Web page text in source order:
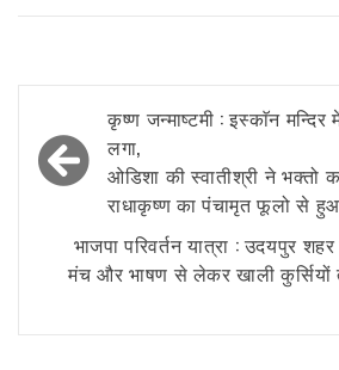
navigation
कृष्ण जन्माष्टमी : इस्काॅन मन्दिर
लगा,
ओडिशा की स्वातीश्री ने भक्तो
राधाकृष्ण का पंचामृत फूलो से
भाजपा परिवर्तन यात्रा : उदयपुर
मंच और भाषण से लेकर खाली